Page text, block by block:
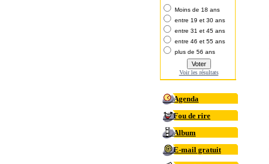
Moins de 18 ans
entre 19 et 30 ans
entre 31 et 45 ans
entre 46 et 55 ans
plus de 56 ans
Voir les résultats
Agenda
Fou de rire
Album
E-mail gratuit